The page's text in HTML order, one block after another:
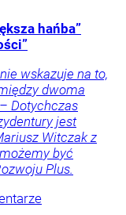
hańba”
wskazuje na to,
dwoma
Dotychczas
jest
Witczak z
być
Plus.